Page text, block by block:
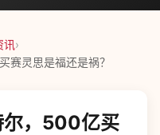
讯›
赛灵思是福还是祸？
尔，500亿买